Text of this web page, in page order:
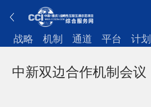
战略 机制 通道 平台 计划
中新双边合作机制会议